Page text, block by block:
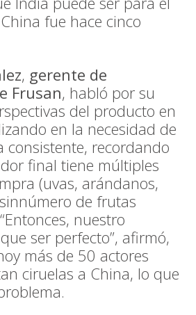
fue hace cinco
, gerente de
Frusan, habló por su
del producto en
en la necesidad de
consistente, recordando
final tiene múltiples
(uvas, arándanos,
de frutas
nuestro
ser perfecto”, afirmó,
más de 50 actores
ciruelas a China, lo que